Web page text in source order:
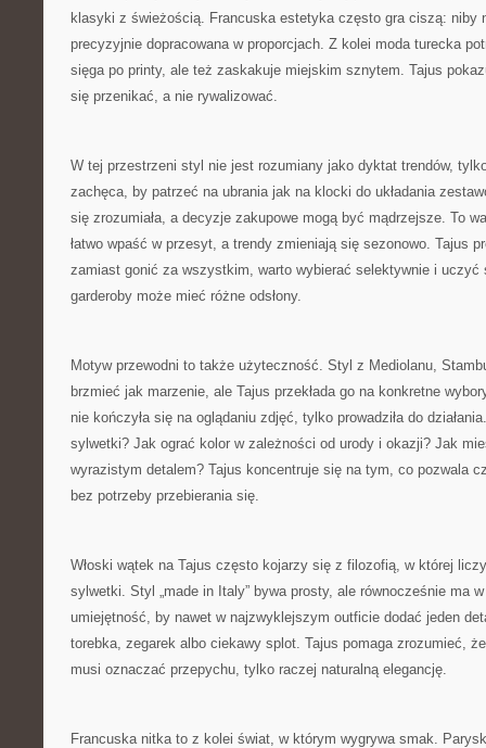
klasyki z świeżością. Francuska estetyka często gra ciszą: niby
precyzyjnie dopracowana w proporcjach. Z kolei moda turecka
sięga po printy, ale też zaskakuje miejskim sznytem. Tajus
się przenikać, a nie rywalizować.
W tej przestrzeni styl nie jest rozumiany jako dyktat trendów,
zachęca, by patrzeć na ubrania jak na klocki do układania
się zrozumiała, a decyzje zakupowe mogą być mądrzejsze. To
łatwo wpaść w przesyt, a trendy zmieniają się sezonowo. Tajus
zamiast gonić za wszystkim, warto wybierać selektywnie i uczyć
garderoby może mieć różne odsłony.
Motyw przewodni to także użyteczność. Styl z Mediolanu,
brzmieć jak marzenie, ale Tajus przekłada go na konkretne
nie kończyła się na oglądaniu zdjęć, tylko prowadziła do
sylwetki? Jak ograć kolor w zależności od urody i okazji? Jak
wyrazistym detalem? Tajus koncentruje się na tym, co pozwala
bez potrzeby przebierania się.
Włoski wątek na Tajus często kojarzy się z filozofią, w której
sylwetki. Styl „made in Italy” bywa prosty, ale równocześnie ma
umiejętność, by nawet w najzwyklejszym outficie dodać jeden
torebka, zegarek albo ciekawy splot. Tajus pomaga zrozumieć, że
musi oznaczać przepychu, tylko raczej naturalną elegancję.
Francuska nitka to z kolei świat, w którym wygrywa smak.